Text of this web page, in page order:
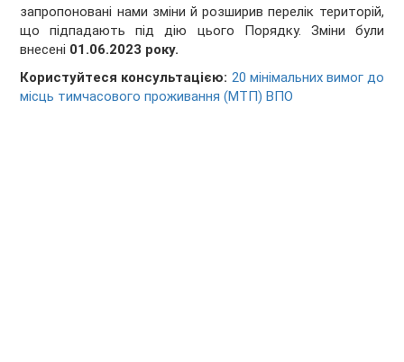
запропоновані нами зміни й розширив перелік територій,
що підпадають під дію цього Порядку. Зміни були
внесені 01.06.2023 року.
Користуйтеся консультацією: 20 мінімальних вимог до
місць тимчасового проживання (МТП) ВПО